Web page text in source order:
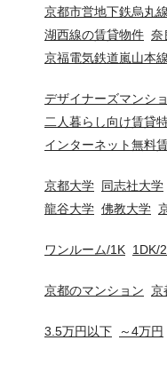
京都市営地下鉄烏丸
湖西線の賃貸物件 奈
京福電気鉄道嵐山本
デザイナーズマンシ
二人暮らし向け賃貸
インターネット無料
京都大学 同志社大学
龍谷大学 佛教大学
ワンルーム/1K 1DK/
京都のマンション 京
3.5万円以下 ～4万円